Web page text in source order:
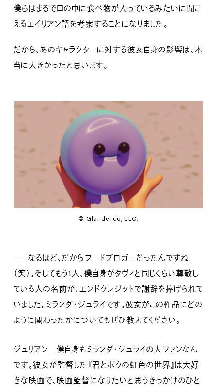
僕らはまるで口の中に食べ物が入っているみたいに聞こ
えるエイリアン語を考案することになりました。
だから、あのキャラクターに対する彼女自身の影響は、本
当に大きかったと思います。
© Glanderco, LLC.
ーーなるほど、だからフードブロガーだったんですね
（笑）。そしてもう1人、僕自身がタヴィと同じくらい尊敬し
ている人の名前が、エンドクレジットで謝辞を捧げられて
いました。ミランダ・ジュライです。彼女がこの作品にどの
ように関わったかについてもぜひ教えてください。
ジュリアン 僕自身もミランダ・ジュライの大ファンなん
です。彼女が監督した『君とボクの虹色の世界』は大好
きな映画で、映画監督になりたいと思うきっかけのひと